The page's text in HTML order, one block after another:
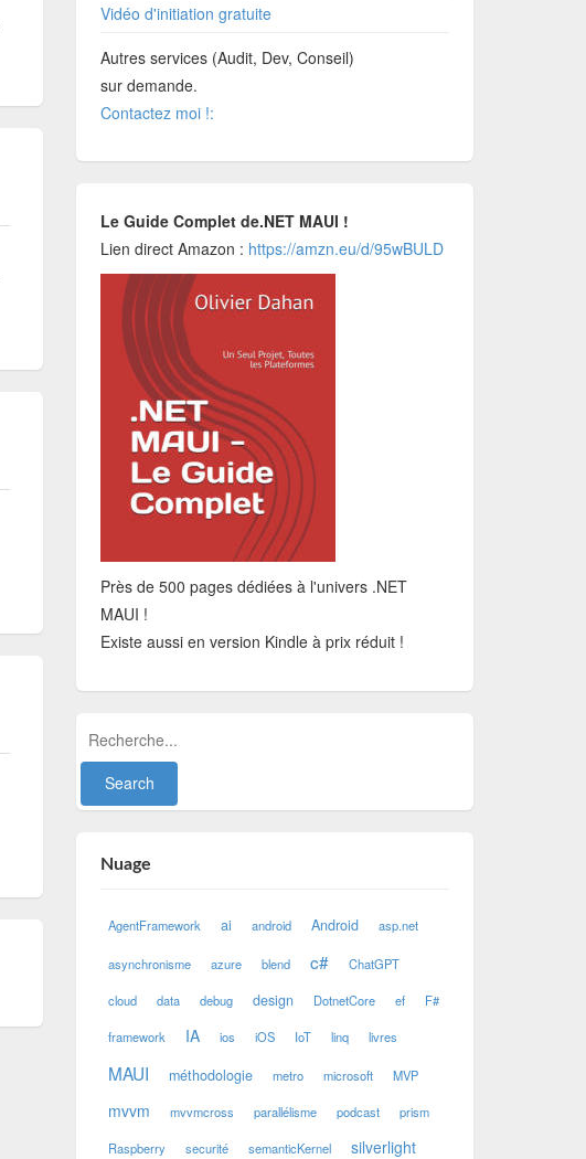
Vidéo d'initiation gratuite
Autres services (Audit, Dev, Conseil)
sur demande.
Contactez moi !:
Le Guide Complet de.NET MAUI !
Lien direct Amazon : https://amzn.eu/d/95wBULD
Près de 500 pages dédiées à l'univers .NET
MAUI !
Existe aussi en version Kindle à prix réduit !
Nuage
AgentFramework ai android Android asp.net
asynchronisme azure blend c# ChatGPT
cloud data debug design DotnetCore ef F#
framework IA ios iOS IoT linq livres
MAUI méthodologie metro microsoft MVP
mvvm mvvmcross parallélisme podcast prism
Raspberry securité semanticKernel silverlight